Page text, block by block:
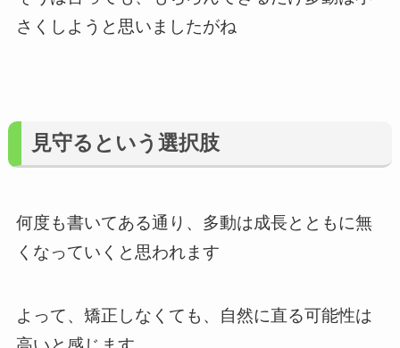
さくしようと思いましたがね
見守るという選択肢
何度も書いてある通り、多動は成長とともに無
くなっていくと思われます
よって、矯正しなくても、自然に直る可能性は